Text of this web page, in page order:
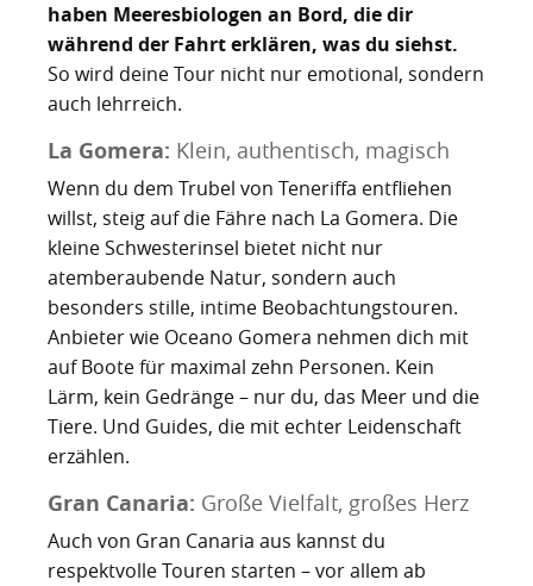
haben Meeresbiologen an Bord, die dir
während der Fahrt erklären, was du siehst.
So wird deine Tour nicht nur emotional, sondern
auch lehrreich.
La Gomera: Klein, authentisch, magisch
Wenn du dem Trubel von Teneriffa entfliehen
willst, steig auf die Fähre nach La Gomera. Die
kleine Schwesterinsel bietet nicht nur
atemberaubende Natur, sondern auch
besonders stille, intime Beobachtungstouren.
Anbieter wie Oceano Gomera nehmen dich mit
auf Boote für maximal zehn Personen. Kein
Lärm, kein Gedränge – nur du, das Meer und die
Tiere. Und Guides, die mit echter Leidenschaft
erzählen.
Gran Canaria: Große Vielfalt, großes Herz
Auch von Gran Canaria aus kannst du
respektvolle Touren starten – vor allem ab